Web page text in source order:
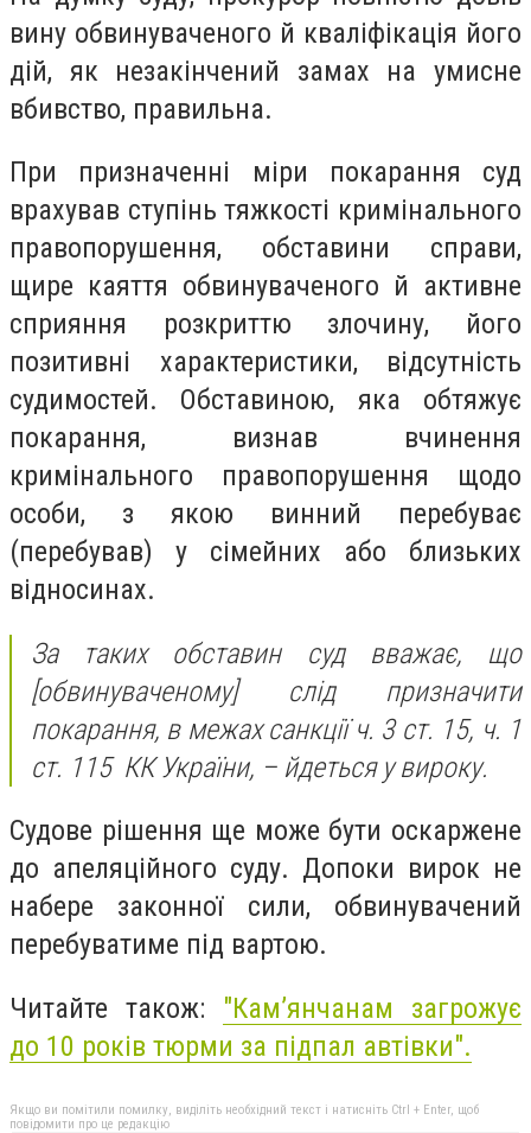
вину обвинуваченого й кваліфікація його
дій, як незакінчений замах на умисне
вбивство, правильна.
При призначенні міри покарання суд
врахував ступінь тяжкості кримінального
правопорушення, обставини справи,
щире каяття обвинуваченого й активне
сприяння розкриттю злочину, його
позитивні характеристики, відсутність
судимостей. Обставиною, яка обтяжує
покарання, визнав вчинення
кримінального правопорушення щодо
особи, з якою винний перебуває
(перебував) у сімейних або близьких
відносинах.
За таких обставин суд вважає, що
[обвинуваченому] слід призначити
покарання, в межах санкції ч. 3 ст. 15, ч. 1
ст. 115 КК України, – йдеться у вироку.
Судове рішення ще може бути оскаржене
до апеляційного суду. Допоки вирок не
набере законної сили, обвинувачений
перебуватиме під вартою.
Читайте також: "Кам’янчанам загрожує
до 10 років тюрми за підпал автівки".
Якщо ви помітили помилку, виділіть необхідний текст і натисніть Ctrl + Enter, щоб
повідомити про це редакцію